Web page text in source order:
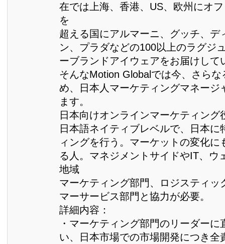
在では上海、香港、US、欧州にオ
を
超える国にアルマーニ、グッチ、デ
ン、プラダなどの100以上のラグジ
ーブランドアイウェアをお届けして
そんなMotion Globalでは今、さら
め、日本人マーケティングマネージ
ます。
日本向けオンラインマーケティング
日本語ネイティブレベルで、日本に
ィングを行う。マーケットの変化に
る人。マネジメントサイドやIT、ウ
地域
マーケティング部門、ロジスティッ
マーサービス部門と協力が必要。
詳細内容：
・マーケティング部門のリーダーに
い、日本市場での市場開発につき全